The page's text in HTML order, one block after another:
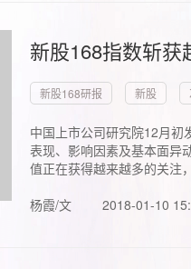
新股168指数斩
新股168研报 新股
中国上市公司研究院12月初
表现、影响因素及基本面异
值正在获得越来越多的关注
杨霞/文
2018-01-10